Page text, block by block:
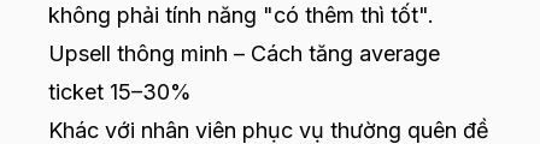
không phải tính năng "có thêm thì tốt".
Upsell thông minh – Cách tăng average
ticket 15–30%
Khác với nhân viên phục vụ thường quên đề